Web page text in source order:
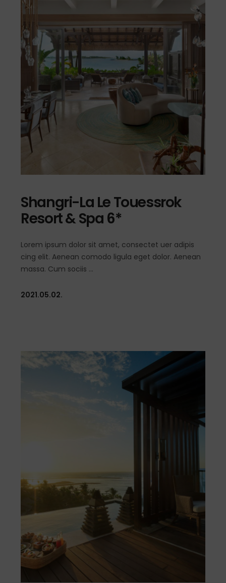
Shangri-La Le Touessrok
Resort & Spa 6*
Lorem ipsum dolor sit amet, consectet uer adipis
cing elit. Aenean comodo ligula eget dolor. Aenean
massa. Cum sociis
2021.05.02.